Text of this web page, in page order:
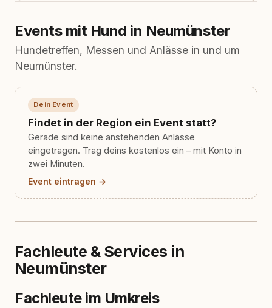
Events mit Hund in Neumünster
Hundetreffen, Messen und Anlässe in und um
Neumünster.
Dein Event
Findet in der Region ein Event statt?
Gerade sind keine anstehenden Anlässe
eingetragen. Trag deins kostenlos ein – mit Konto in
zwei Minuten.
Event eintragen →
Fachleute & Services in
Neumünster
Fachleute im Umkreis